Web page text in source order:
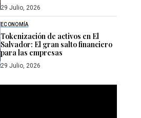
29 Julio, 2026
ECONOMÍA
Tokenización de activos en El
Salvador: El gran salto financiero
para las empresas
29 Julio, 2026